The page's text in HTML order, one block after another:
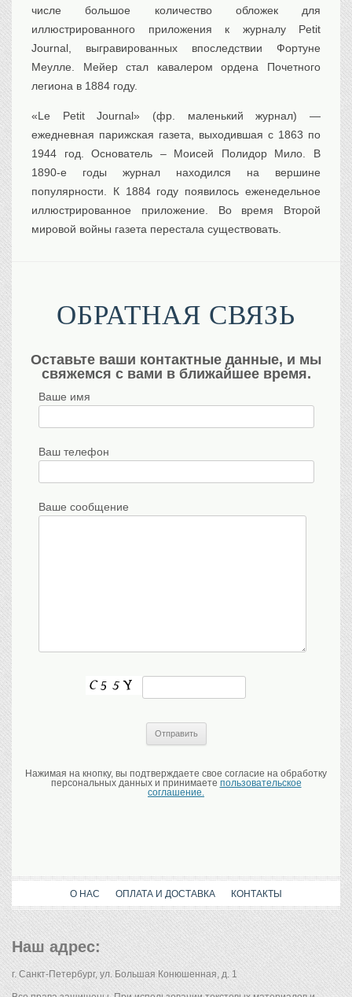
числе большое количество обложек для
иллюстрированного приложения к журналу Petit
Journal, выгравированных впоследствии Фортуне
Меулле. Мейер стал кавалером ордена Почетного
легиона в 1884 году.
«Le Petit Journal» (фр. маленький журнал) —
ежедневная парижская газета, выходившая с 1863 по
1944 год. Oснователь – Моисей Полидор Мило. В
1890-е годы журнал находился на вершине
популярности. К 1884 году появилось еженедельное
иллюстрированное приложение. Во время Второй
мировой войны газета перестала существовать.
ОБРАТНАЯ СВЯЗЬ
Оставьте ваши контактные данные, и мы
свяжемся с вами в ближайшее время.
Ваше имя
Ваш телефон
Ваше сообщение
Нажимая на кнопку, вы подтверждаете свое согласие на обработку
персональных данных и принимаете пользовательское
соглашение.
О НАС ОПЛАТА И ДОСТАВКА КОНТАКТЫ
Наш адрес:
г. Санкт-Петербург, ул. Большая Конюшенная, д. 1